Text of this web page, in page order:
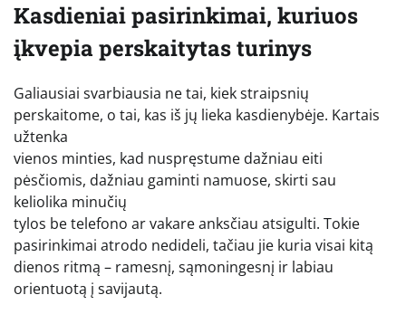
Kasdieniai pasirinkimai, kuriuos
įkvepia perskaitytas turinys
Galiausiai svarbiausia ne tai, kiek straipsnių
perskaitome, o tai, kas iš jų lieka kasdienybėje. Kartais
užtenka
vienos minties, kad nuspręstume dažniau eiti
pėsčiomis, dažniau gaminti namuose, skirti sau
keliolika minučių
tylos be telefono ar vakare anksčiau atsigulti. Tokie
pasirinkimai atrodo nedideli, tačiau jie kuria visai kitą
dienos ritmą – ramesnį, sąmoningesnį ir labiau
orientuotą į savijautą.